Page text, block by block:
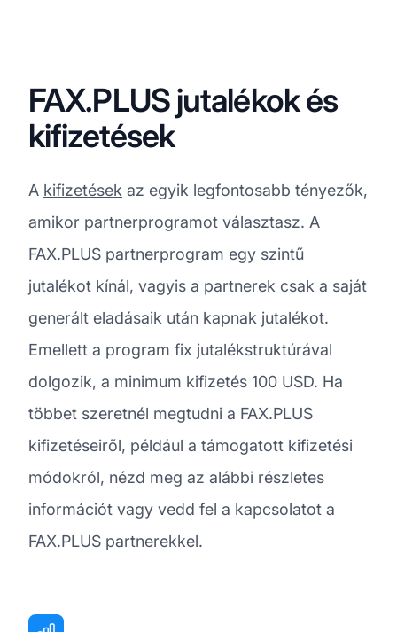
FAX.PLUS jutalékok és
kifizetések
A kifizetések az egyik legfontosabb tényezők,
amikor partnerprogramot választasz. A
FAX.PLUS partnerprogram egy szintű
jutalékot kínál, vagyis a partnerek csak a saját
generált eladásaik után kapnak jutalékot.
Emellett a program fix jutalékstruktúrával
dolgozik, a minimum kifizetés 100 USD. Ha
többet szeretnél megtudni a FAX.PLUS
kifizetéseiről, például a támogatott kifizetési
módokról, nézd meg az alábbi részletes
információt vagy vedd fel a kapcsolatot a
FAX.PLUS partnerekkel.